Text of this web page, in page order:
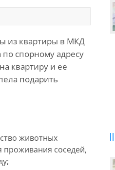
из квартиры в МКД
по спорному адресу
квартиру и ее
подарить
животных
проживания соседей,